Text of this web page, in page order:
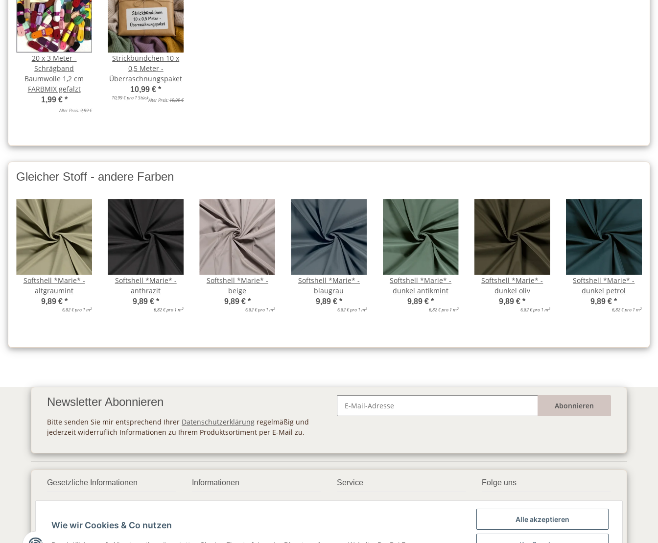
20 x 3 Meter -
Schrägband
Baumwolle 1,2 cm
FARBMIX gefalzt
1,99 € *
Alter Preis:9,99 €
Strickbündchen 10 x
0,5 Meter -
Überraschnungspaket
10,99 €*
10,99 € pro 1 StückAlter Preis:19,99 €
Gleicher Stoff - andere Farben
Softshell *Marie* -
altgraumint
9,89 € *
6,82 € pro 1 m2
Softshell *Marie* -
anthrazit
9,89 € *
6,82 € pro 1 m2
Softshell *Marie* -
beige
9,89 € *
6,82 € pro 1 m2
Softshell *Marie* -
blaugrau
9,89 € *
6,82 € pro 1 m2
Softshell *Marie* -
dunkel antikmint
9,89 €*
6,82 € pro 1 m2
Softshell *Marie* -
dunkel oliv
9,89 €*
6,82 € pro 1 m2
Softshell *Marie* -
dunkel petrol
9,89 €*
6,82 € pro 1 m2
Newsletter Abonnieren
Bitte senden Sie mir entsprechend Ihrer Datenschutzerklärung regelmäßig und
jederzeit widerruflich Informationen zu Ihrem Produktsortiment per E-Mail zu.
Abonnieren
Gesetzliche Informationen
AGB
Informationen Service Folge uns
▶️ YouTube
Wie wir Cookies & Co nutzen
Alle akzeptieren